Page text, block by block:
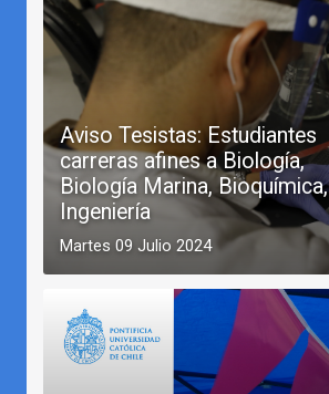
Aviso Tesistas: Estudiantes
carreras afines a Biología,
Biología Marina, Bioquímica,
Ingeniería
Martes 09 Julio 2024